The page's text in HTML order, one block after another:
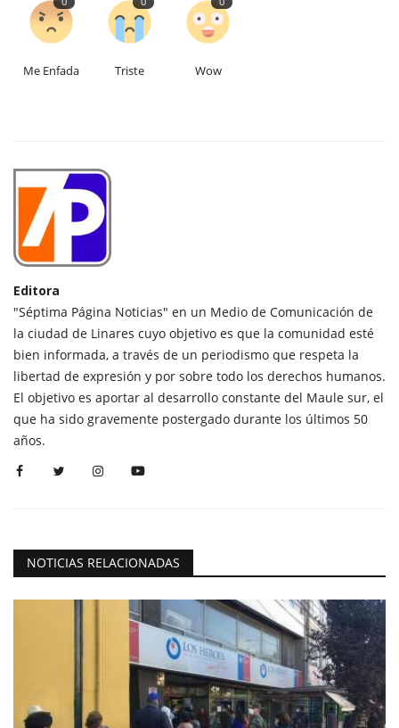
Me Enfada Triste Wow
Editora
"Séptima Página Noticias" en un Medio de Comunicación de
la ciudad de Linares cuyo objetivo es que la comunidad esté
bien informada, a través de un periodismo que respeta la
libertad de expresión y por sobre todo los derechos humanos.
El objetivo es aportar al desarrollo constante del Maule sur, el
que ha sido gravemente postergado durante los últimos 50
años.
NOTICIAS RELACIONADAS